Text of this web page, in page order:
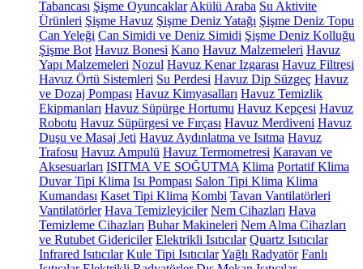
Tabancası Şişme Oyuncaklar Akülü Araba Su Aktivite
Ürünleri Şişme Havuz Şişme Deniz Yatağı Şişme Deniz Topu
Can Yeleği Can Simidi ve Deniz Simidi Şişme Deniz Kolluğu
Şişme Bot Havuz Bonesi Kano Havuz Malzemeleri Havuz
Yapı Malzemeleri Nozul Havuz Kenar Izgarası Havuz Filtresi
Havuz Örtü Sistemleri Su Perdesi Havuz Dip Süzgeç Havuz
ve Dozaj Pompası Havuz Kimyasalları Havuz Temizlik
Ekipmanları Havuz Süpürge Hortumu Havuz Kepçesi Havuz
Robotu Havuz Süpürgesi ve Fırçası Havuz Merdiveni Havuz
Duşu ve Masaj Jeti Havuz Aydınlatma ve Isıtma Havuz
Trafosu Havuz Ampulü Havuz Termometresi Karavan ve
Aksesuarları ISITMA VE SOĞUTMA Klima Portatif Klima
Duvar Tipi Klima Isı Pompası Salon Tipi Klima Klima
Kumandası Kaset Tipi Klima Kombi Tavan Vantilatörleri
Vantilatörler Hava Temizleyiciler Nem Cihazları Hava
Temizleme Cihazları Buhar Makineleri Nem Alma Cihazları
ve Rutubet Gidericiler Elektrikli Isıtıcılar Quartz Isıtıcılar
Infrared Isıtıcılar Kule Tipi IsıtıcılarYağlı Radyatör Fanlı